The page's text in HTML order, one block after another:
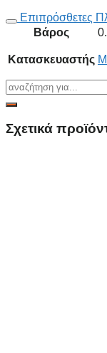
Επιπρόσθετες
Βάρος
Κατασκευαστής
Σχετικά